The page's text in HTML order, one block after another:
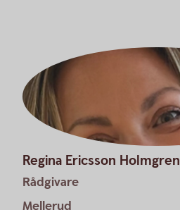
Regina Ericsson Holmgren
Rådgivare
Mellerud